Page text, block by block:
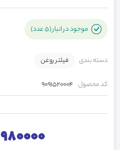
موجود در انبار (5 عدد)
دسته بندی فیلتر روغن
کد محصول 9091520004
980000 تومان